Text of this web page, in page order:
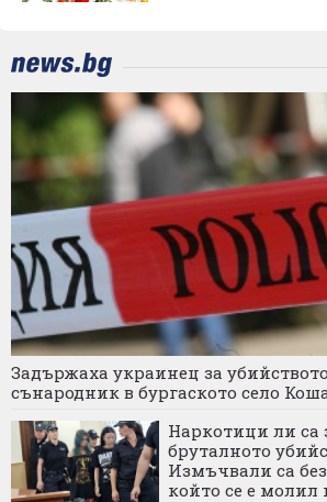
Задържаха украинец за
сънародник в бургаското село
Наркотици ли са
бруталното
Измъчвали са
който се е молил